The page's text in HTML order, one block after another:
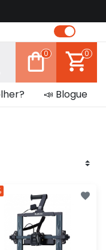
0 0
📣 Blogue